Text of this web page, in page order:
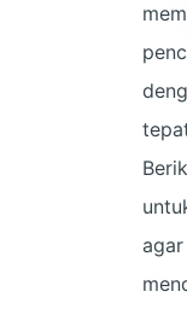
agar